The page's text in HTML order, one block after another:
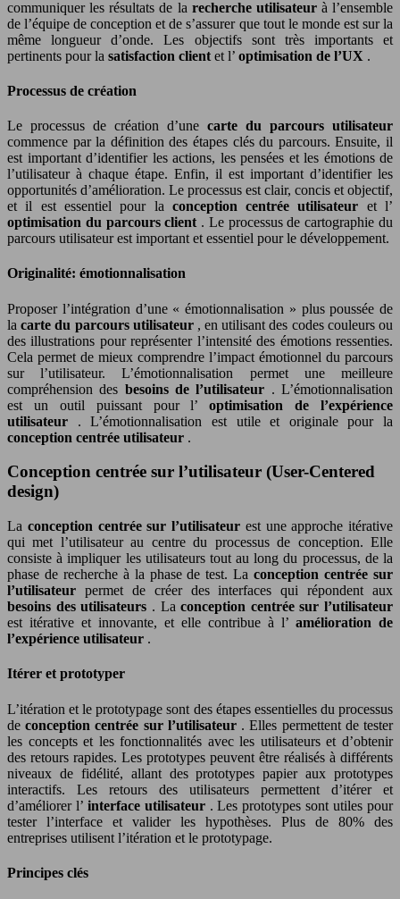
communiquer les résultats de la recherche utilisateur à l’ensemble
de l’équipe de conception et de s’assurer que tout le monde est sur la
même longueur d’onde. Les objectifs sont très importants et
pertinents pour la satisfaction client et l’ optimisation de l’UX .
Processus de création
Le processus de création d’une carte du parcours utilisateur
commence par la définition des étapes clés du parcours. Ensuite, il
est important d’identifier les actions, les pensées et les émotions de
l’utilisateur à chaque étape. Enfin, il est important d’identifier les
opportunités d’amélioration. Le processus est clair, concis et objectif,
et il est essentiel pour la conception centrée utilisateur et l’
optimisation du parcours client . Le processus de cartographie du
parcours utilisateur est important et essentiel pour le développement.
Originalité: émotionnalisation
Proposer l’intégration d’une « émotionnalisation » plus poussée de
lacarte du parcours utilisateur , en utilisant des codes couleurs ou
des illustrations pour représenter l’intensité des émotions ressenties.
Cela permet de mieux comprendre l’impact émotionnel du parcours
sur l’utilisateur. L’émotionnalisation permet une meilleure
compréhension des besoins de l’utilisateur . L’émotionnalisation
est un outil puissant pour l’optimisation de l’expérience
utilisateur . L’émotionnalisation est utile et originale pour la
conception centrée utilisateur .
Conception centrée sur l’utilisateur (User-Centered
design)
La conception centrée sur l’utilisateur est une approche itérative
qui met l’utilisateur au centre du processus de conception. Elle
consiste à impliquer les utilisateurs tout au long du processus, de la
phase de recherche à la phase de test. Laconception centrée sur
l’utilisateur permet de créer des interfaces qui répondent aux
besoins des utilisateurs . Laconception centrée sur l’utilisateur
est itérative et innovante, et elle contribue à l’ amélioration de
l’expérience utilisateur .
Itérer et prototyper
L’itération et le prototypage sont des étapes essentielles du processus
deconception centrée sur l’utilisateur . Elles permettent de tester
les concepts et les fonctionnalités avec les utilisateurs et d’obtenir
des retours rapides. Les prototypes peuvent être réalisés à différents
niveaux de fidélité, allant des prototypes papier aux prototypes
interactifs. Les retours des utilisateurs permettent d’itérer et
d’améliorer l’ interface utilisateur . Les prototypes sont utiles pour
tester l’interface et valider les hypothèses. Plus de 80% des
entreprises utilisent l’itération et le prototypage.
Principes clés